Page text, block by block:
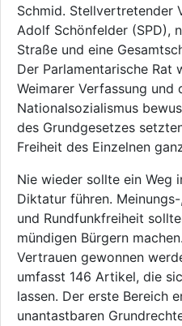
Schmid. Stellvertretender
Adolf Schönfelder (SPD),
Straße und eine
Der Parlamentarische
Weimarer Verfassung und
Nationalsozialismus
des Grundgesetzes
Freiheit des Einzelnen
Nie wieder sollte ein Weg
Diktatur führen.
und Rundfunkfreiheit
mündigen Bürgern
Vertrauen gewonnen
umfasst 146 Artikel, die
lassen. Der erste Bereich
unantastbaren